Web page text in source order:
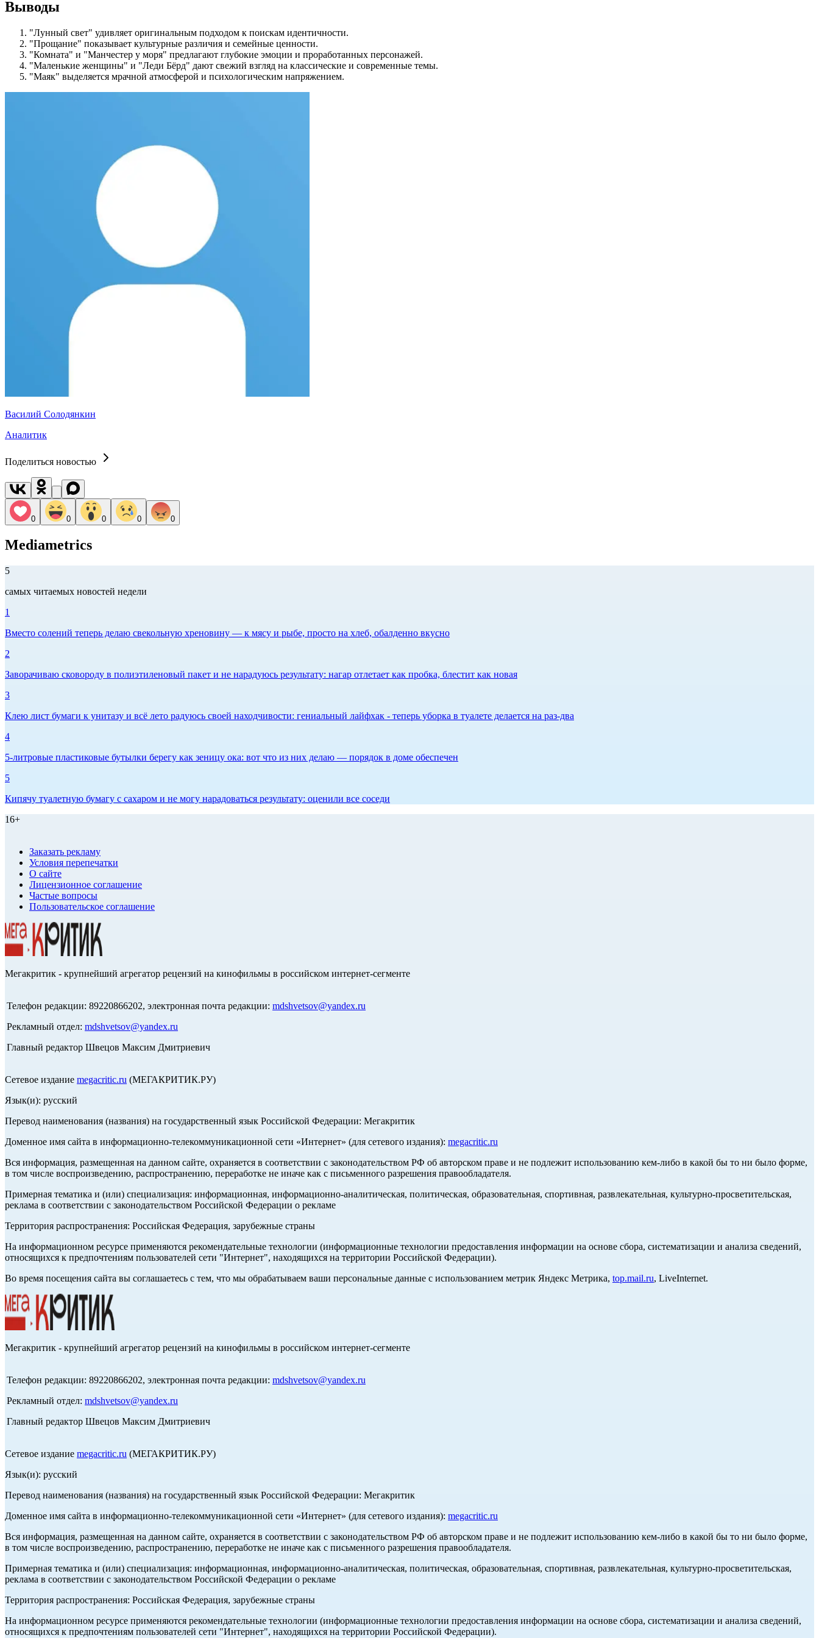
Выводы
"Лунный свет" удивляет оригинальным подходом к поискам идентичности.
"Прощание" показывает культурные различия и семейные ценности.
"Комната" и "Манчестер у моря" предлагают глубокие эмоции и проработанных персонажей.
"Маленькие женщины" и "Леди Бёрд" дают свежий взгляд на классические и современные темы.
"Маяк" выделяется мрачной атмосферой и психологическим напряжением.
Василий Солодянкин
Аналитик
Поделиться новостью
0 0 0 0 0
Mediametrics
5
самых читаемых новостей недели
1
Вместо солений теперь делаю свекольную хреновину — к мясу и рыбе, просто на хлеб, обалденно вкусно
2
Заворачиваю сковороду в полиэтиленовый пакет и не нарадуюсь результату: нагар отлетает как пробка, блестит как новая
3
Клею лист бумаги к унитазу и всё лето радуюсь своей находчивости: гениальный лайфхак - теперь уборка в туалете делается на раз-два
4
5-литровые пластиковые бутылки берегу как зеницу ока: вот что из них делаю — порядок в доме обеспечен
5
Кипячу туалетную бумагу с сахаром и не могу нарадоваться результату: оценили все соседи
16+
Заказать рекламу
Условия перепечатки
О сайте
Лицензионное соглашение
Частые вопросы
Пользовательское соглашение
Мегакритик - крупнейший агрегатор рецензий на кинофильмы в российском интернет-сегменте
Телефон редакции: 89220866202, электронная почта редакции: mdshvetsov@yandex.ru
Рекламный отдел: mdshvetsov@yandex.ru
Главный редактор Швецов Максим Дмитриевич
Сетевое издание megacritic.ru (МЕГАКРИТИК.РУ)
Язык(и): русский
Перевод наименования (названия) на государственный язык Российской Федерации: Мегакритик
Доменное имя сайта в информационно-телекоммуникационной сети «Интернет» (для сетевого издания): megacritic.ru
Вся информация, размещенная на данном сайте, охраняется в соответствии с законодательством РФ об авторском праве и не подлежит использованию кем-либо в какой бы то ни было форме,
в том числе воспроизведению, распространению, переработке не иначе как с письменного разрешения правообладателя.
Примерная тематика и (или) специализация: информационная, информационно-аналитическая, политическая, образовательная, спортивная, развлекательная, культурно-просветительская,
реклама в соответствии с законодательством Российской Федерации о рекламе
Территория распространения: Российская Федерация, зарубежные страны
На информационном ресурсе применяются рекомендательные технологии (информационные технологии предоставления информации на основе сбора, систематизации и анализа сведений,
относящихся к предпочтениям пользователей сети "Интернет", находящихся на территории Российской Федерации).
Во время посещения сайта вы соглашаетесь с тем, что мы обрабатываем ваши персональные данные с использованием метрик Яндекс Метрика, top.mail.ru, LiveInternet.
Мегакритик - крупнейший агрегатор рецензий на кинофильмы в российском интернет-сегменте
Телефон редакции: 89220866202, электронная почта редакции: mdshvetsov@yandex.ru
Рекламный отдел: mdshvetsov@yandex.ru
Главный редактор Швецов Максим Дмитриевич
Сетевое издание megacritic.ru (МЕГАКРИТИК.РУ)
Язык(и): русский
Перевод наименования (названия) на государственный язык Российской Федерации: Мегакритик
Доменное имя сайта в информационно-телекоммуникационной сети «Интернет» (для сетевого издания): megacritic.ru
Вся информация, размещенная на данном сайте, охраняется в соответствии с законодательством РФ об авторском праве и не подлежит использованию кем-либо в какой бы то ни было форме,
в том числе воспроизведению, распространению, переработке не иначе как с письменного разрешения правообладателя.
Примерная тематика и (или) специализация: информационная, информационно-аналитическая, политическая, образовательная, спортивная, развлекательная, культурно-просветительская,
реклама в соответствии с законодательством Российской Федерации о рекламе
Территория распространения: Российская Федерация, зарубежные страны
На информационном ресурсе применяются рекомендательные технологии (информационные технологии предоставления информации на основе сбора, систематизации и анализа сведений,
относящихся к предпочтениям пользователей сети "Интернет", находящихся на территории Российской Федерации).